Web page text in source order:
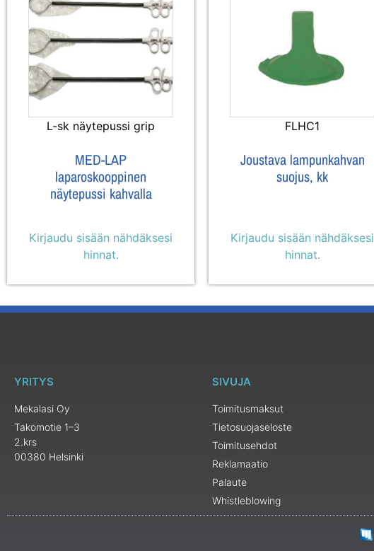
L-sk näytepussi grip
MED-LAP
laparoskooppinen
näytepussi kahvalla
Kirjaudu sisään nähdäksesi
hinnat.
FLHC1
Joustava lampunkahvan
suojus, kk
Kirjaudu sisään nähdäksesi
hinnat.
YRITYS
Mekalasi Oy
Takomotie 1–3
2.krs
00380 Helsinki
SIVUJA
Toimitusmaksut
Tietosuojaseloste
Toimitusehdot
Reklamaatio
Palaute
Whistleblowing